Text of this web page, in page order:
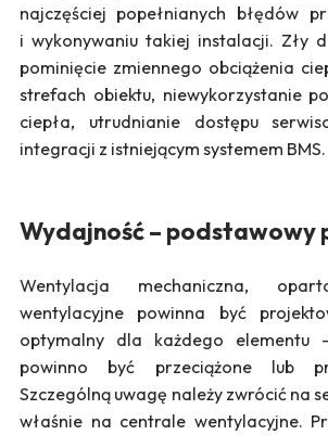
najczęściej popełnianych błędów
i wykonywaniu takiej instalacji. Zły
pominięcie zmiennego obciążenia
strefach obiektu, niewykorzystanie
ciepła, utrudnianie dostępu
integracji z istniejącym systemem BMS.
Wydajność – podstawowy
Wentylacja mechaniczna,
wentylacyjne powinna być
optymalny dla każdego elementu
powinno być przeciążone lub
Szczególną uwagę należy zwrócić na
właśnie na centrale wentylacyjne.